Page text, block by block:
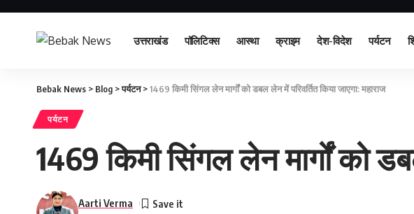
उत्तराखंड पॉलिटिक्स आस्था क्राइम देश-विदेश पर्यटन
Bebak News > Blog >पर्यटन>1469 किमी सिंगल लेन मार्गों को डबल लेन में परिवर्तित किया जाएगा: महाराज
पर्यटन
1469 किमी सिंगल लेन मार्गों को
Aarti Verma